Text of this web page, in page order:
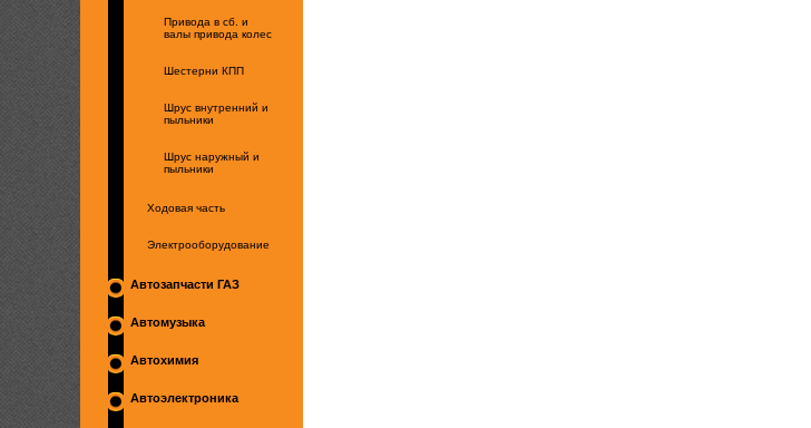
Привода в сб. и
валы привода колес
Шестерни КПП
Шрус внутренний и
пыльники
Шрус наружный и
пыльники
Ходовая часть
Электрооборудование
Автозапчасти ГАЗ
Автомузыка
Автохимия
Автоэлектроника